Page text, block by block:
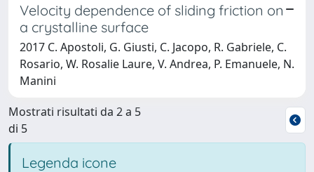
Velocity dependence of sliding friction on
a crystalline surface
2017 C. Apostoli, G. Giusti, C. Jacopo, R. Gabriele, C.
Rosario, W. Rosalie Laure, V. Andrea, P. Emanuele, N.
Manini
Mostrati risultati da 2 a 5
di 5
Legenda icone